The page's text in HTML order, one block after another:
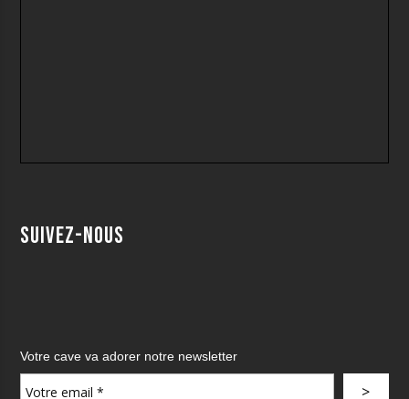
Suivez-nous
Votre cave va adorer notre newsletter